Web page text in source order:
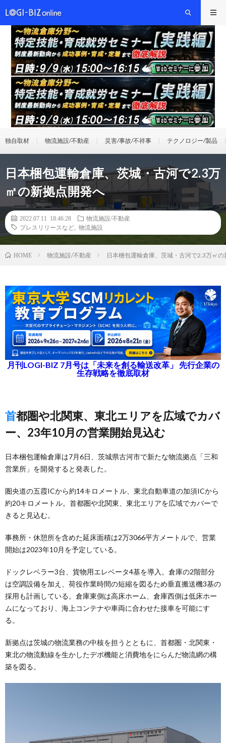
独自取材 物流施設/不動産 災害/事故/不祥事 テクノロジー/製品
日本梱包運輸倉庫、茨城・古河で2.3万
㎡の新拠点開発へ
2022.07.11 18:46:28
物流施設/不動産
プレスリリースなど
物流施設
HOME 物流施設/不動産 日本梱包運輸倉庫、茨城・古河で2.3万㎡
月刊LOGI-BIZ 7月号は「未来を創る輸送改革」 先行企業の
生存戦略を徹底取材
首都圏や北関東、東北エリアを広域でカバ
ー、23年10月の営業開始見込む
日本梱包運輸倉庫は7月6日、茨城県古河市で新たな物流拠点「三和
営業所」を開発すると発表した。
圏央道の五霞ICから約14キロメートル、東北自動車道の加須ICから
約20キロメートル。首都圏や北関東、東北エリアを広域でカバーで
きると見込む。
事務所・休憩所を含めた延床面積は2万3066平方メートルで、営業
開始は2023年10月を予定している。
ドックレベラー3台、貨物用エレベータ4基を導入。倉庫の2階部分
は空調設備を加え、荷役作業時間の短縮を図るため垂直搬送機3基の
採用も計画している。倉庫東側は高床ホーム、倉庫西側は低床ホー
ムになっており、海上コンテナや車両に合わせた接車を可能にす
る。
新拠点は茨城の物流業務の中核を担うとともに、首都圏・北関東・
東北の物流動線を生かしたデポ機能と消費地をにらんだ物流網の構
築を図る。